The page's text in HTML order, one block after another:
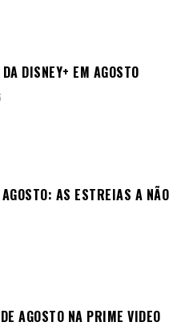
DISNEY+ EM AGOSTO
AS ESTREIAS A NÃO
AGOSTO NA PRIME VIDEO